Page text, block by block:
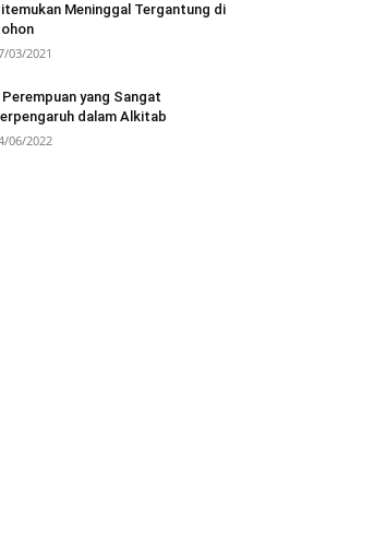
Meninggal Tergantung di
03/2021
Perempuan yang Sangat
dalam Alkitab
06/2022